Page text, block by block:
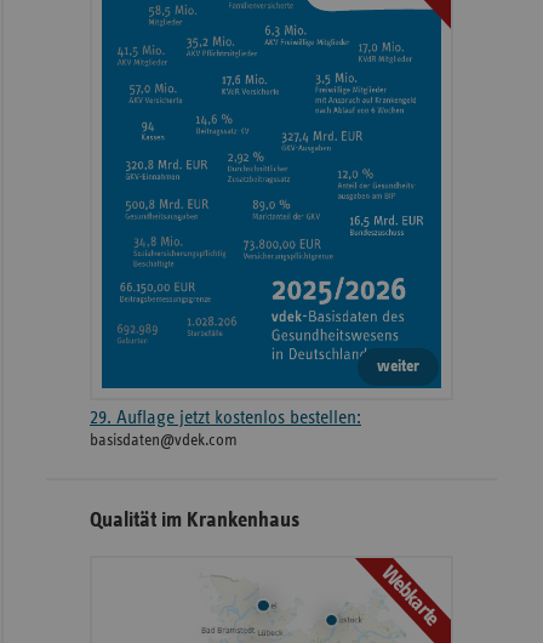
weiter
29. Auflage jetzt kostenlos bestellen:
basisdaten@vdek.com
Qualität im Krankenhaus
Webkarte